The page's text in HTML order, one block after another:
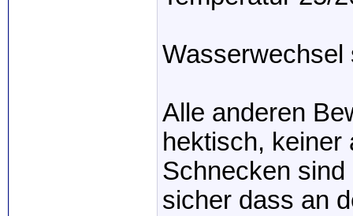
Wasserwechsel
Alle anderen
hektisch,
Schnecken
sicher dass an